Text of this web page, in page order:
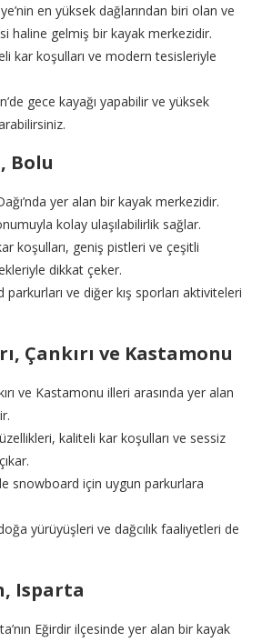
en yüksek dağlarından biri olan ve
haline gelmiş bir kayak merkezidir.
kar koşulları ve modern tesisleriyle
gece kayağı yapabilir ve yüksek
Bolu
yer alan bir kayak merkezidir.
kolay ulaşılabilirlik sağlar.
koşulları, geniş pistleri ve çeşitli
dikkat çeker.
parkurları ve diğer kış sporları aktiviteleri
Çankırı ve Kastamonu
ve Kastamonu illeri arasında yer alan
kaliteli kar koşulları ve sessiz
snowboard için uygun parkurlara
yürüyüşleri ve dağcılık faaliyetleri de
Isparta
Eğirdir ilçesinde yer alan bir kayak